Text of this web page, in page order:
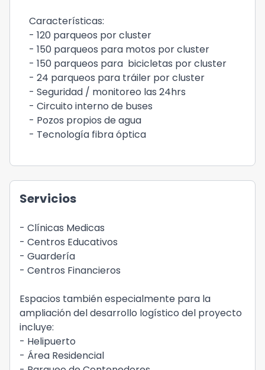
Características:
- 120 parqueos por cluster
- 150 parqueos para motos por cluster
- 150 parqueos para bicicletas por cluster
- 24 parqueos para tráiler por cluster
- Seguridad / monitoreo las 24hrs
- Circuito interno de buses
- Pozos propios de agua
- Tecnología fibra óptica
Servicios
- Clínicas Medicas
- Centros Educativos
- Guardería
- Centros Financieros
Espacios también especialmente para la
ampliación del desarrollo logístico del proyecto
incluye:
- Helipuerto
- Área Residencial